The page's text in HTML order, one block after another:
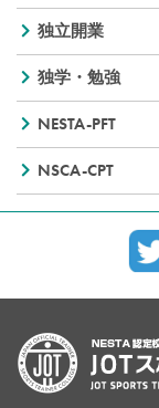
独立開業
独学・勉強
NESTA-PFT
NSCA-CPT